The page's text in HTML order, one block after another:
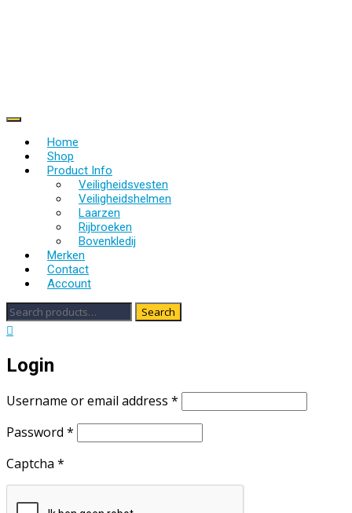
Home
Shop
Product Info
Veiligheidsvesten
Veiligheidshelmen
Laarzen
Rijbroeken
Bovenkledij
Merken
Contact
Account
Search
for:
Search
Login
Username or email address *
Password *
Captcha *